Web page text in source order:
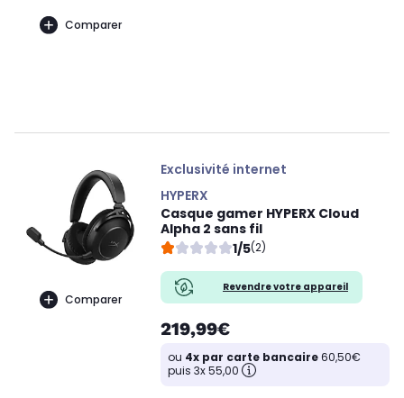
Comparer
Comparer
Exclusivité internet
HYPERX
Casque gamer HYPERX Cloud
Alpha 2 sans fil
1/5(2)
Revendre votre appareil
219,99€
ou 4x par carte bancaire60,50€
puis 3x 55,00